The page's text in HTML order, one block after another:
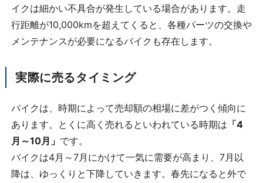
イクは細かい不具合が発生している場合があります。走
行距離が10,000kmを超えてくると、各種パーツの交換や
メンテナンスが必要になるバイクも存在します。
実際に売るタイミング
バイクは、時期によって売却額の相場に差がつく傾向に
あります。とくに高く売れるといわれている時期は 「4
月～10月」 です。
バイクは4月～7月にかけて一気に需要が高まり、7月以
降は、ゆっくりと下降していきます。春先になると外で